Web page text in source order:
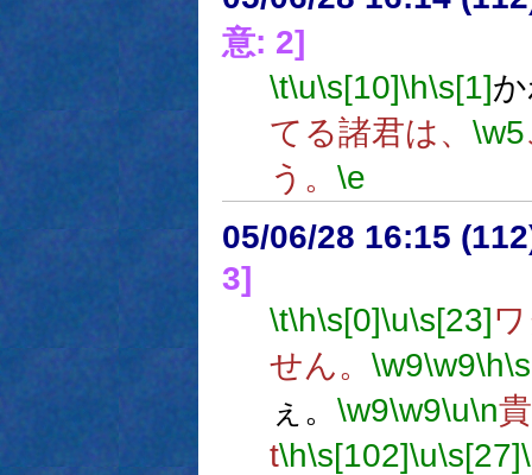
意: 2]
\t\u\s[10]\h\s[1]
てる諸君は、 \w5
う。 \e
05/06/28 16:15
3]
\t\h\s[0]\u\s[23]
せん。 \w9\w9\h
ぇ。 \w9\w9\u\n
t\h\s[102]\u\s[27]